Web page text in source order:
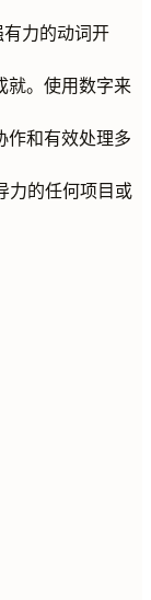
力的动词开
就。使用数字来
作和有效处理多
力的任何项目或